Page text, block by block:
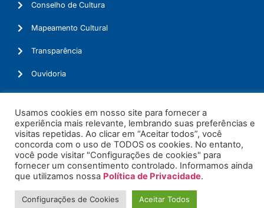
Conselho de Cultura
Mapeamento Cultural
Transparência
Ouvidoria
© 2026. Todos os Direitos Reservados.
Usamos cookies em nosso site para fornecer a
experiência mais relevante, lembrando suas preferências e
visitas repetidas. Ao clicar em “Aceitar todos”, você
concorda com o uso de TODOS os cookies. No entanto,
você pode visitar "Configurações de cookies" para
fornecer um consentimento controlado. Informamos ainda
que utilizamos nossa Política de Privacidade.
Configurações de Cookies Aceitar Todos